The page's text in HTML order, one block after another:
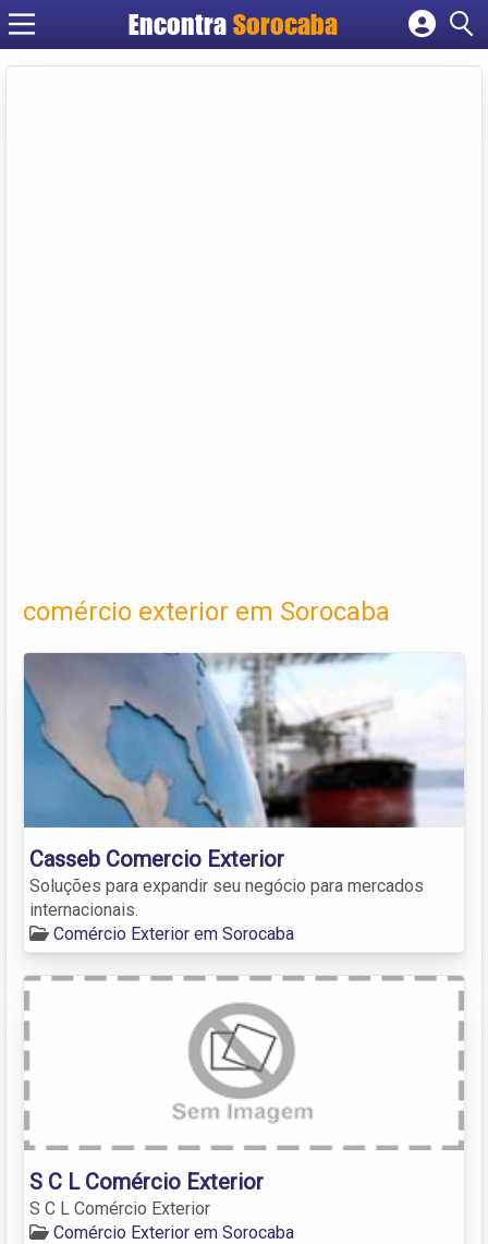
EncontraSorocaba
Cadastrar empresa
comércio exterior em Sorocaba
Casseb Comercio Exterior
Soluções para expandir seu negócio para mercados
internacionais.
Comércio Exterior em Sorocaba
S C L Comércio Exterior
S C L Comércio Exterior
Comércio Exterior em Sorocaba